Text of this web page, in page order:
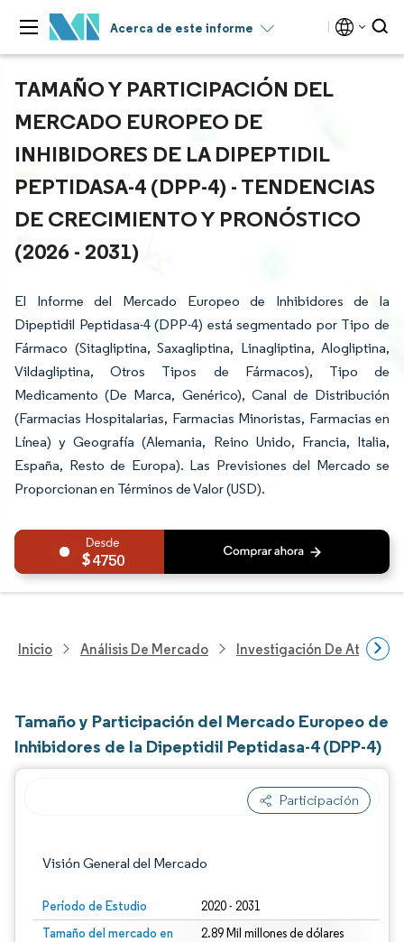
Acerca de este informe
TAMAÑO Y PARTICIPACIÓN DEL
MERCADO EUROPEO DE
INHIBIDORES DE LA DIPEPTIDIL
PEPTIDASA-4 (DPP-4) - TENDENCIAS
DE CRECIMIENTO Y PRONÓSTICO
(2026 - 2031)
El Informe del Mercado Europeo de Inhibidores de la
Dipeptidil Peptidasa-4 (DPP-4) está segmentado por Tipo de
Fármaco (Sitagliptina, Saxagliptina, Linagliptina, Alogliptina,
Vildagliptina, Otros Tipos de Fármacos), Tipo de
Medicamento (De Marca, Genérico), Canal de Distribución
(Farmacias Hospitalarias, Farmacias Minoristas, Farmacias en
Línea) y Geografía (Alemania, Reino Unido, Francia, Italia,
España, Resto de Europa). Las Previsiones del Mercado se
Proporcionan en Términos de Valor (USD).
4750
Inicio Análisis De Mercado Investigación De
Tamaño y Participación del Mercado Europeo de
Inhibidores de la Dipeptidil Peptidasa-4 (DPP-4)
Participación
Visión General del Mercado
Período de Estudio 2020 - 2031
Tamaño del mercado en
2.89 Mil millones de dólares